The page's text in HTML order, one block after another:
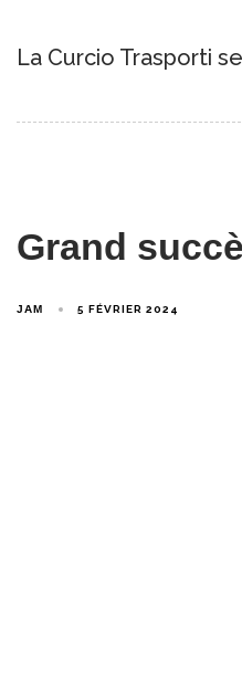
La Curcio Trasporti
Grand
JAM 5 FÉVRIER 2024